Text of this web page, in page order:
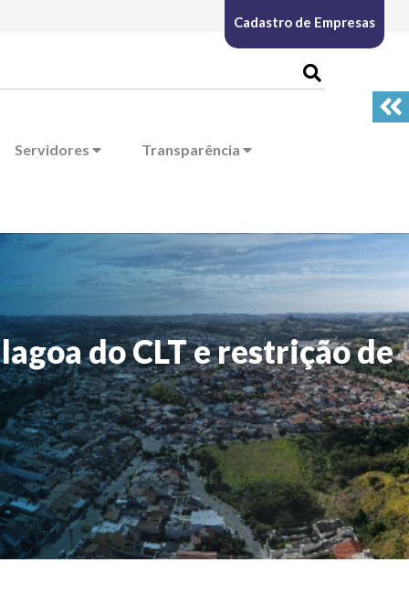
Cadastro de Empresas
Servidores Transparência
do CLT e restrição de